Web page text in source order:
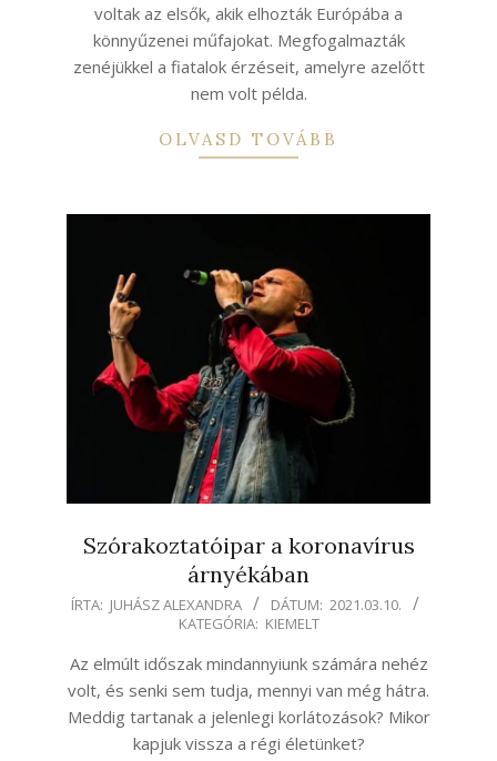
voltak az elsők, akik elhozták Európába a
könnyűzenei műfajokat. Megfogalmazták
zenéjükkel a fiatalok érzéseit, amelyre azelőtt
nem volt példa.
OLVASD TOVÁBB
Szórakoztatóipar a koronavírus
árnyékában
2021-
10
ÍRTA: JUHÁSZ ALEXANDRA DÁTUM: 2021.03.10.
KATEGÓRIA: KIEMELT
Az elmúlt időszak mindannyiunk számára nehéz
volt, és senki sem tudja, mennyi van még hátra.
Meddig tartanak a jelenlegi korlátozások? Mikor
kapjuk vissza a régi életünket?